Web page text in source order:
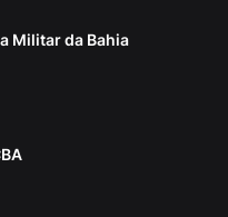
Militar da Bahia